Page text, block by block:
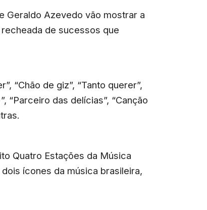
Geraldo Azevedo vão mostrar a
de sucessos que
“Chão de giz”, “Tanto querer”,
“Parceiro das delícias”, “Canção
Quatro Estações da Música
ícones da música brasileira,